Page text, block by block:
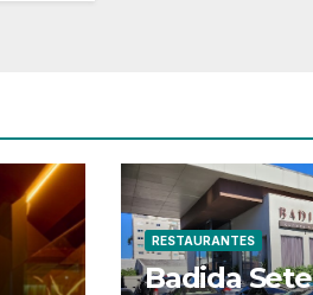
RESTAURANTES
Badida Sete